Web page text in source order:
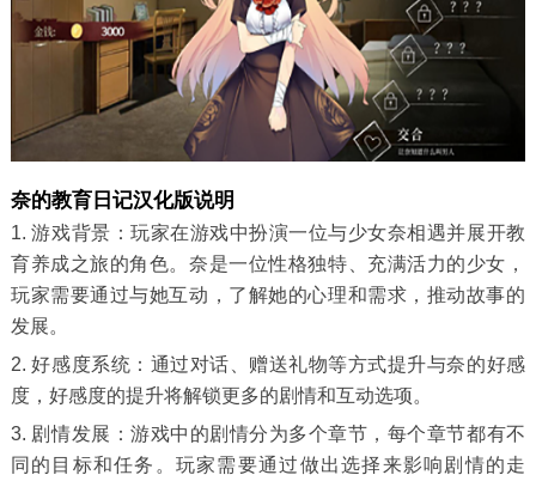
奈的教育日记汉化版说明
1. 游戏背景：玩家在游戏中扮演一位与少女奈相遇并展开教
育养成之旅的角色。奈是一位性格独特、充满活力的少女，
玩家需要通过与她互动，了解她的心理和需求，推动故事的
发展。
2. 好感度系统：通过对话、赠送礼物等方式提升与奈的好感
度，好感度的提升将解锁更多的剧情和互动选项。
3. 剧情发展：游戏中的剧情分为多个章节，每个章节都有不
同的目标和任务。玩家需要通过做出选择来影响剧情的走